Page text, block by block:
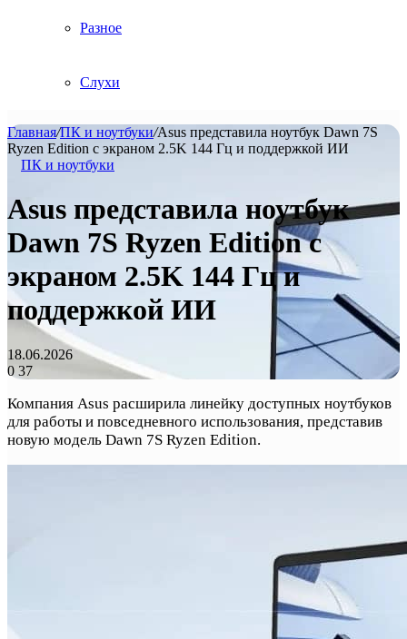
Разное
Слухи
Главная/ПК и ноутбуки/Asus представила ноутбук Dawn 7S
Ryzen Edition с экраном 2.5K 144 Гц и поддержкой ИИ
ПК и ноутбуки
Asus представила ноутбук
Dawn 7S Ryzen Edition с
экраном 2.5K 144 Гц и
поддержкой ИИ
18.06.2026
0 37
Компания Asus расширила линейку доступных ноутбуков
для работы и повседневного использования, представив
новую модель Dawn 7S Ryzen Edition.